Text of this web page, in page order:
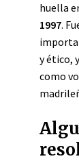
huella
1997.
y ético,
como